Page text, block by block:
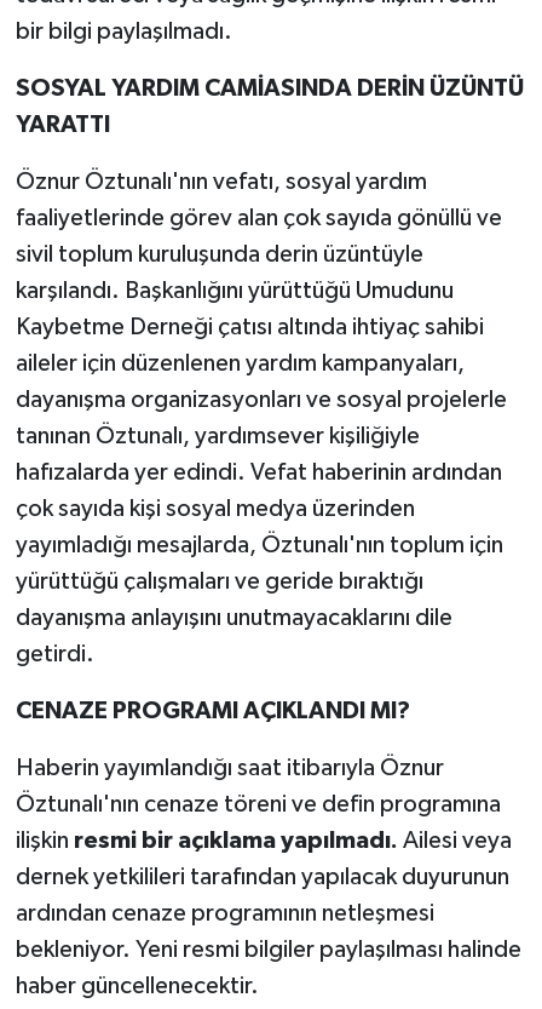
bir bilgi paylaşılmadı.
SOSYAL YARDIM CAMİASINDA DERİN ÜZÜNTÜ
YARATTI
Öznur Öztunalı'nın vefatı, sosyal yardım
faaliyetlerinde görev alan çok sayıda gönüllü ve
sivil toplum kuruluşunda derin üzüntüyle
karşılandı. Başkanlığını yürüttüğü Umudunu
Kaybetme Derneği çatısı altında ihtiyaç sahibi
aileler için düzenlenen yardım kampanyaları,
dayanışma organizasyonları ve sosyal projelerle
tanınan Öztunalı, yardımsever kişiliğiyle
hafızalarda yer edindi. Vefat haberinin ardından
çok sayıda kişi sosyal medya üzerinden
yayımladığı mesajlarda, Öztunalı'nın toplum için
yürüttüğü çalışmaları ve geride bıraktığı
dayanışma anlayışını unutmayacaklarını dile
getirdi.
CENAZE PROGRAMI AÇIKLANDI MI?
Haberin yayımlandığı saat itibarıyla Öznur
Öztunalı'nın cenaze töreni ve defin programına
ilişkin resmi bir açıklama yapılmadı. Ailesi veya
dernek yetkilileri tarafından yapılacak duyurunun
ardından cenaze programının netleşmesi
bekleniyor. Yeni resmi bilgiler paylaşılması halinde
haber güncellenecektir.